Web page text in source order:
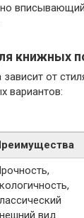
книжных
от
вариантов:
вид